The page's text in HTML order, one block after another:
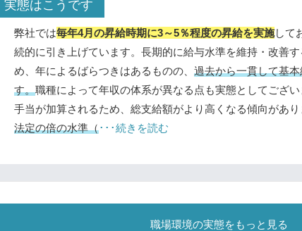
実態はこうです
弊社では毎年4月の昇給時期に3～5％程度の昇給を実施して
続的に引き上げています。長期的に給与水準を維持・改善
め、年によるばらつきはあるものの、 過去から一貫して基
す。職種によって年収の体系が異なる点も実態としてござ
手当が加算されるため、総支給額がより高くなる傾向があり
法定の倍の水準（･･･続きを読む
職場環境の実態をもっと見る